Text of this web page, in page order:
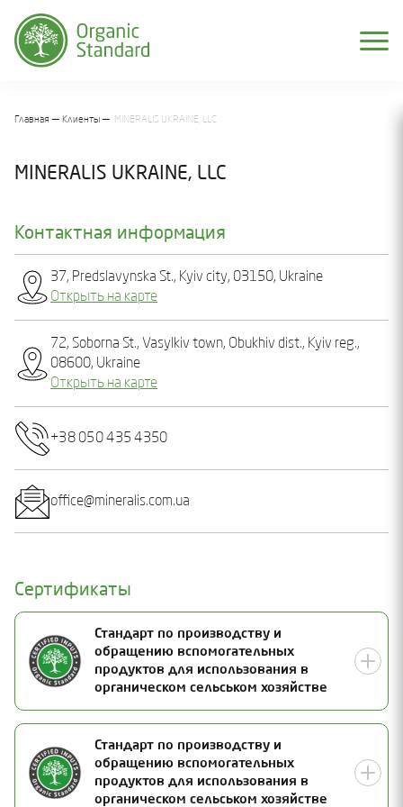
Главная Клиенты MINERALIS UKRAINE, LLC
MINERALIS UKRAINE, LLC
Контактная информация
37, Predslavynska St., Kyiv city, 03150, Ukraine
Открыть на карте
72, Soborna St., Vasylkiv town, Obukhiv dist., Kyiv reg.,
08600, Ukraine
Открыть на карте
+38 050 435 4350
office@mineralis.com.ua
Сертификаты
Стандарт по производству и
обращению вспомогательных
продуктов для использования в
органическом сельськом хозяйстве
Номер документа
21-1422-02-02
Статус
Стандарт по производству и
обращению вспомогательных
продуктов для использования в
органическом сельськом хозяйстве